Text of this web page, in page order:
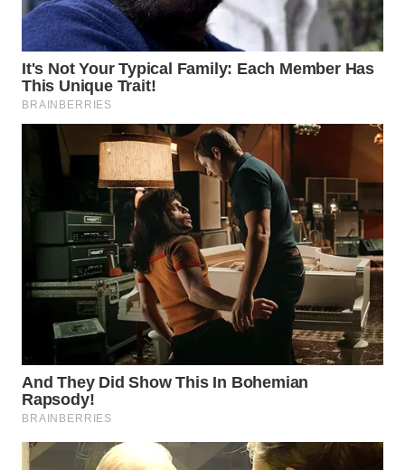
WN
BEKASI
WN
WN
WN
TAPANULI
UTARA
WN
SAMOSIR
WN
PADANG
LAWAS